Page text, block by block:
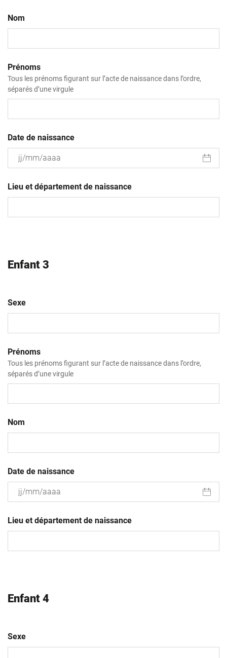
Nom
Prénoms
Tous les prénoms figurant sur l’acte de naissance dans l’ordre,
séparés d’une virgule
Date de naissance
slash
MM
Lieu et département de naissance
Enfant 3
Sexe
Prénoms
Tous les prénoms figurant sur l’acte de naissance dans l’ordre,
séparés d’une virgule
Nom
Date de naissance
slash
MM
Lieu et département de naissance
Enfant 4
Sexe